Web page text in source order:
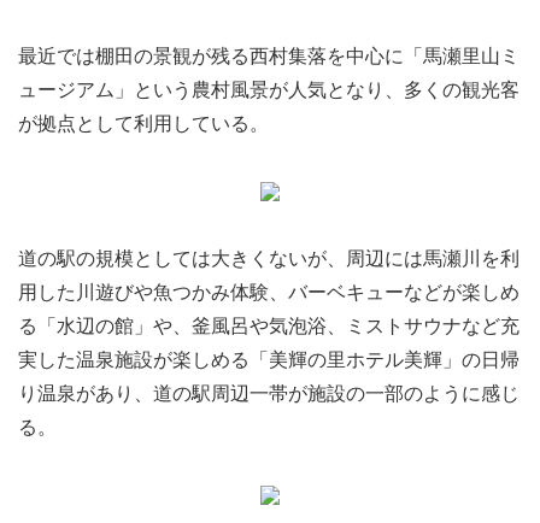
最近では棚田の景観が残る西村集落を中心に「馬瀬里山ミ
ュージアム」という農村風景が人気となり、多くの観光客
が拠点として利用している。
道の駅の規模としては大きくないが、周辺には馬瀬川を利
用した川遊びや魚つかみ体験、バーベキューなどが楽しめ
る「水辺の館」や、釜風呂や気泡浴、ミストサウナなど充
実した温泉施設が楽しめる「美輝の里ホテル美輝」の日帰
り温泉があり、道の駅周辺一帯が施設の一部のように感じ
る。